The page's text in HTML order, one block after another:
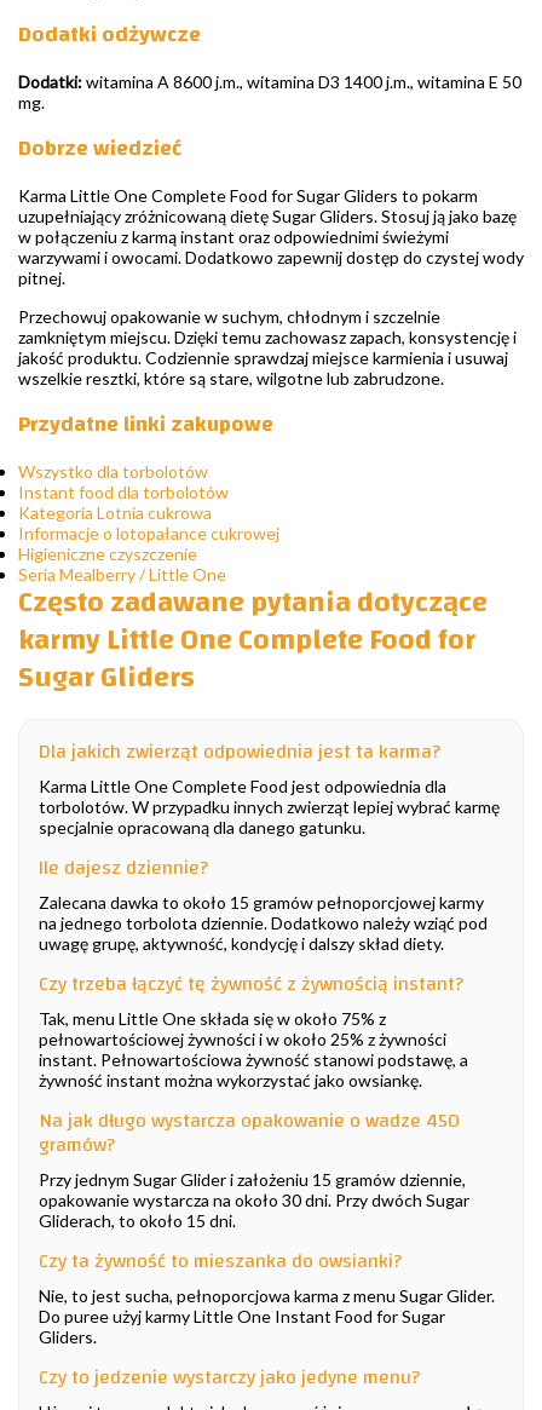
Dodatki odżywcze
Dodatki:witamina A 8600 j.m., witamina D3 1400 j.m., witamina E 50
mg.
Dobrze wiedzieć
Karma Little One Complete Food for Sugar Gliders to pokarm
uzupełniający zróżnicowaną dietę Sugar Gliders. Stosuj ją jako bazę
w połączeniu z karmą instant oraz odpowiednimi świeżymi
warzywami i owocami. Dodatkowo zapewnij dostęp do czystej wody
pitnej.
Przechowuj opakowanie w suchym, chłodnym i szczelnie
zamkniętym miejscu. Dzięki temu zachowasz zapach, konsystencję i
jakość produktu. Codziennie sprawdzaj miejsce karmienia i usuwaj
wszelkie resztki, które są stare, wilgotne lub zabrudzone.
Przydatne linki zakupowe
Wszystko dla torbolotów
Instant food dla torbolotów
Kategoria Lotnia cukrowa
Informacje o lotopałance cukrowej
Higieniczne czyszczenie
Seria Mealberry / Little One
Często zadawane pytania dotyczące
karmy Little One Complete Food for
Sugar Gliders
Dla jakich zwierząt odpowiednia jest ta karma?
Karma Little One Complete Food jest odpowiednia dla
torbolotów. W przypadku innych zwierząt lepiej wybrać karmę
specjalnie opracowaną dla danego gatunku.
Ile dajesz dziennie?
Zalecana dawka to około 15 gramów pełnoporcjowej karmy
na jednego torbolota dziennie. Dodatkowo należy wziąć pod
uwagę grupę, aktywność, kondycję i dalszy skład diety.
Czy trzeba łączyć tę żywność z żywnością instant?
Tak, menu Little One składa się w około 75% z
pełnowartościowej żywności i w około 25% z żywności
instant. Pełnowartościowa żywność stanowi podstawę, a
żywność instant można wykorzystać jako owsiankę.
Na jak długo wystarcza opakowanie o wadze 450
gramów?
Przy jednym Sugar Glider i założeniu 15 gramów dziennie,
opakowanie wystarcza na około 30 dni. Przy dwóch Sugar
Gliderach, to około 15 dni.
Czy ta żywność to mieszanka do owsianki?
Nie, to jest sucha, pełnoporcjowa karma z menu Sugar Glider.
Do puree użyj karmy Little One Instant Food for Sugar
Gliders.
Czy to jedzenie wystarczy jako jedyne menu?